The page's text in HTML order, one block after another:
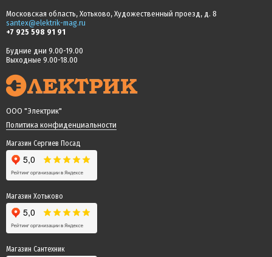
Московская область, Хотьково, Художественный проезд, д. 8
santex@elektrik-mag.ru
+7 925 598 91 91
Будние дни 9.00-19.00
Выходные 9.00-18.00
ООО "Электрик"
Политика конфиденциальности
Магазин Сергиев Посад
Магазин Хотьково
Магазин Сантехник